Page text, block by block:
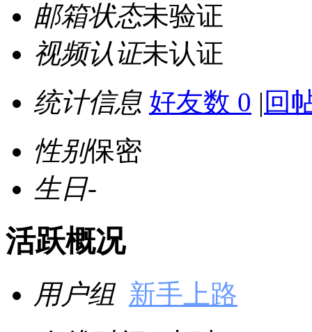
邮箱状态未验证
视频认证未认证
统计信息 好友数 0 | 回
性别保密
生日-
活跃概况
用户组 新手上路